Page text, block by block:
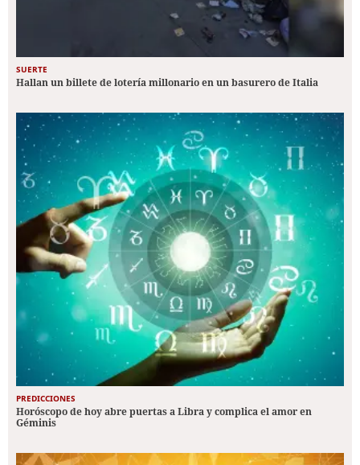
SUERTE
Hallan un billete de lotería millonario en un basurero de Italia
PREDICCIONES
Horóscopo de hoy abre puertas a Libra y complica el amor en
Géminis